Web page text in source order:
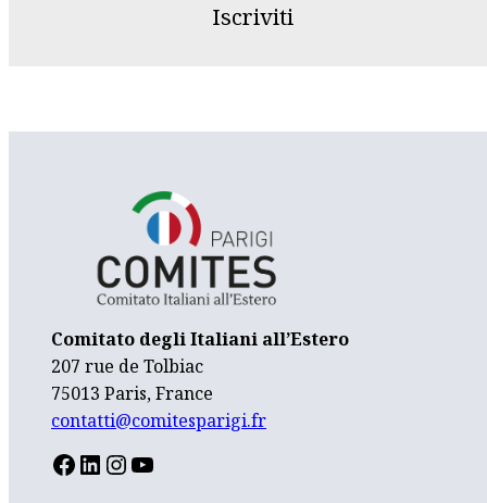
Iscriviti
Comitato degli Italiani all’Estero
207 rue de Tolbiac
75013 Paris, France
contatti@comitesparigi.fr
FACEBOOK LINKEDIN INSTAGRAM YOUTUBE